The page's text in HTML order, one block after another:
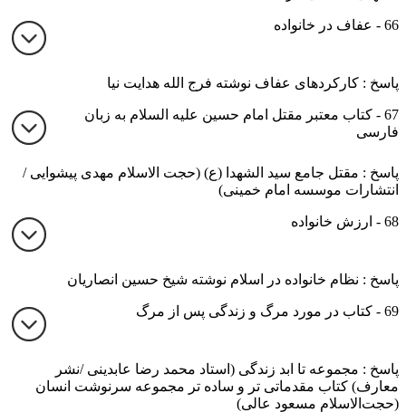
66 - عفاف در خانواده
پاسخ : کارکردهای عفاف نوشته فرج الله هدایت نیا
67 - کتاب معتبر مقتل امام حسین علیه السلام به زبان
فارسی
پاسخ : مقتل جامع سید الشهدا (ع) (حجت الاسلام مهدی پیشوایی /
انتشارات موسسه امام خمینی)
68 - ارزش خانواده
پاسخ : نظام خانواده در اسلام نوشته شیخ حسین انصاریان
69 - کتاب در مورد مرگ و زندگی پس از مرگ
پاسخ : مجموعه تا ابد زندگی (استاد محمد رضا عابدینی /نشر
معارف) کتاب مقدماتی تر و ساده تر مجموعه سرنوشت انسان
(حجت‌الاسلام مسعود عالی)